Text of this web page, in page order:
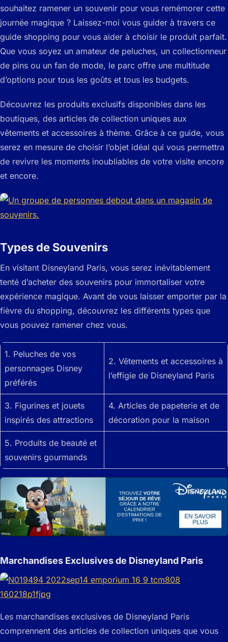
souhaitez ramener un souvenir pour vous remémorer cette
journée magique ? Laissez-moi vous guider à travers ce
guide shopping pour vous aider à choisir le produit parfait.
Que vous soyez un amateur de peluches, un collectionneur
de pins ou un fan de mode, le parc offre une multitude
d’options pour tous les goûts et tous les budgets.
Découvrez les produits exclusifs disponibles dans les
boutiques, des articles de collection uniques aux
vêtements et accessoires à thème. Grâce à ce guide, vous
serez en mesure de choisir l’objet idéal qui vous permettra
de revivre les moments inoubliables de votre visite encore
et encore.
Types de Souvenirs
En visitant Disneyland Paris, vous serez inévitablement
tenté d’acheter des souvenirs pour immortaliser votre
expérience magique. Avant de vous laisser emporter par la
fièvre du shopping, découvrez les différents types que
vous pouvez ramener chez vous.
1. Peluches de vos
personnages Disney
préférés
2. Vêtements et accessoires à
l’effigie de Disneyland Paris
3. Figurines et jouets
inspirés des attractions
4. Articles de papeterie et de
décoration pour la maison
5. Produits de beauté et
souvenirs gourmands
Marchandises Exclusives de Disneyland Paris
Les marchandises exclusives de Disneyland Paris
comprennent des articles de collection uniques que vous